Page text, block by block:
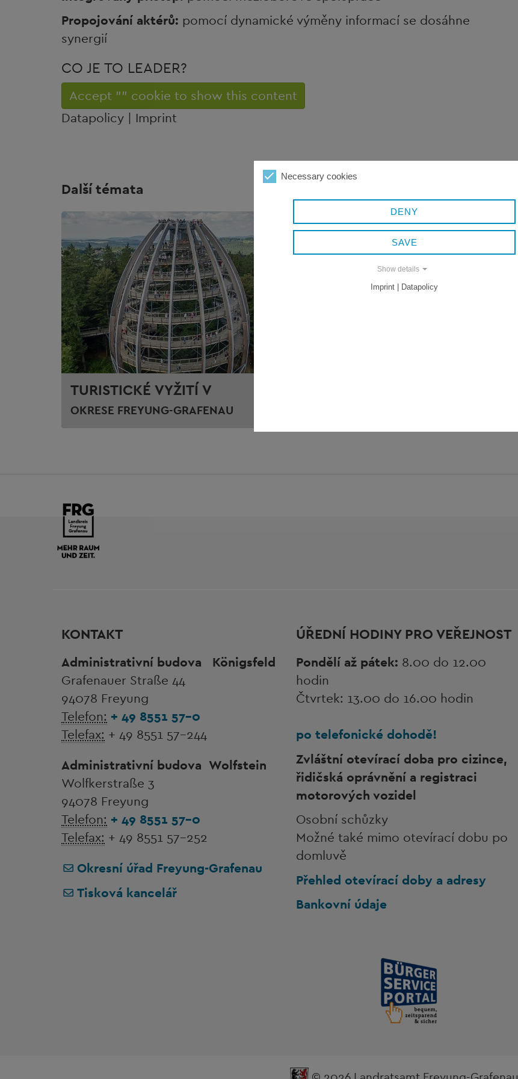
Propojování aktérů: pomocí dynamické výměny informací se dosáhne
synergií
CO JE TO LEADER?
Accept "" cookie to show this content
Datapolicy | Imprint
Další témata
TURISTICKÉ VYŽITÍ V
OKRESE FREYUNG-GRAFENAU
KONTAKT
Administrativní budova
Königsfeld
Grafenauer Straße 44
94078 Freyung
Telefon: + 49 8551 57-0
Telefax: + 49 8551 57-244
Administrativní budova Wolfstein
Wolfkerstraße 3
94078 Freyung
Telefon: + 49 8551 57-0
Telefax: + 49 8551 57-252
Okresní úřad Freyung-Grafenau
Tisková kancelář
ÚŘEDNÍ HODINY PRO VEŘEJNOST
Pondělí až pátek: 8.00 do 12.00
hodin
Čtvrtek: 13.00 do 16.00 hodin
po telefonické dohodě!
Zvláštní otevírací doba pro cizince,
řidičská oprávnění a registraci
motorových vozidel
Osobní schůzky
Možné také mimo otevírací dobu po
domluvě
Přehled otevírací doby a adresy
Bankovní údaje
Necessary cookies
DENY
SAVE
Show details
Imprint | Datapolicy